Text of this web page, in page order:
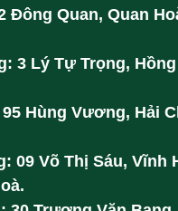
Đông Quan, Quan
3 Lý Tự Trọng,
Hùng Vương, Hải
09 Võ Thị Sáu, Vĩnh